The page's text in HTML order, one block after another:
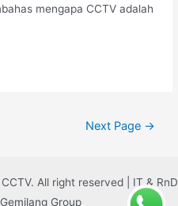
mengapa CCTV adalah
Next Page →
All right reserved | IT & RnD
Group